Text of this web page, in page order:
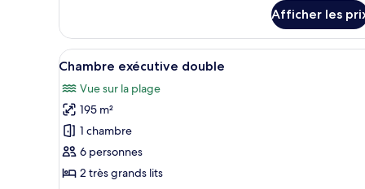
jets,
sur
l'eau
Villa,
baignoire
à
sur
l'eau
Afficher les
Afficher
toutes
les
photos
pour
ce
type
Chambre exécutive double |
14
Chambre exécutive double
Vue sur la plage
195 m²
1 chambre
6 personnes
2 très grands lits